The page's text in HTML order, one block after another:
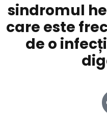
sindromul
care este
de o